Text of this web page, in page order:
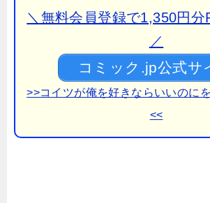
＼無料会員登録で1,350円分
／
コミック.jp公式サ
>>コイツが俺を好きならいいのに
<<